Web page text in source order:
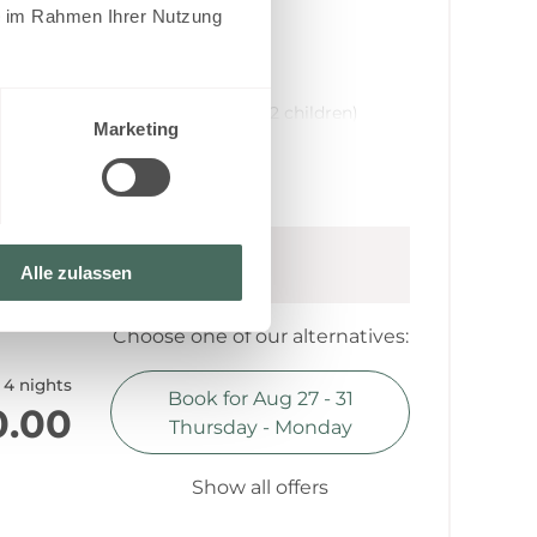
Rahmen Ihrer Nutzung
Marketing
Alle zulassen
beds in bedroom for (1 adult or 2 children)
beautiful integrated
mountain bikes (lockable)
Aug 8 - 15, 2026
Choose one of our alternatives:
4 nights
Book for Aug 27 - 31
Thursday - Monday
Show all offers